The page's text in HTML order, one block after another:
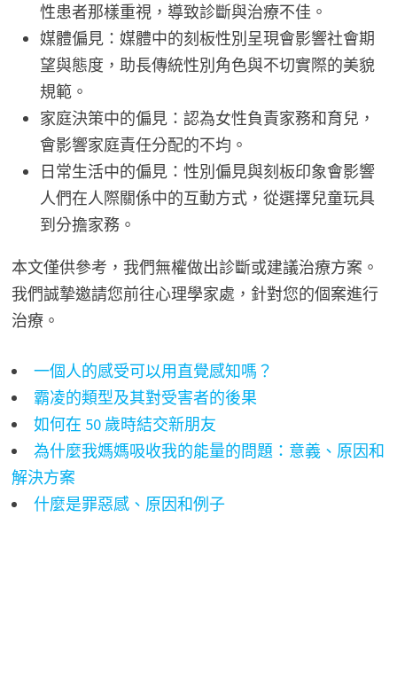
性患者那樣重視，導致診斷與治療不佳。
媒體偏見：媒體中的刻板性別呈現會影響社會期
望與態度，助長傳統性別角色與不切實際的美貌
規範。
家庭決策中的偏見：認為女性負責家務和育兒，
會影響家庭責任分配的不均。
日常生活中的偏見：性別偏見與刻板印象會影響
人們在人際關係中的互動方式，從選擇兒童玩具
到分擔家務。
本文僅供參考，我們無權做出診斷或建議治療方案。
我們誠摯邀請您前往心理學家處，針對您的個案進行
治療。
一個人的感受可以用直覺感知嗎？
霸凌的類型及其對受害者的後果
如何在 50 歲時結交新朋友
為什麼我媽媽吸收我的能量的問題：意義、原因和
解決方案
什麼是罪惡感、原因和例子